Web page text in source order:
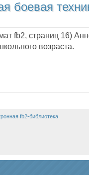
боевая
fb2, страниц 16)
возраста.
fb2-библиотека